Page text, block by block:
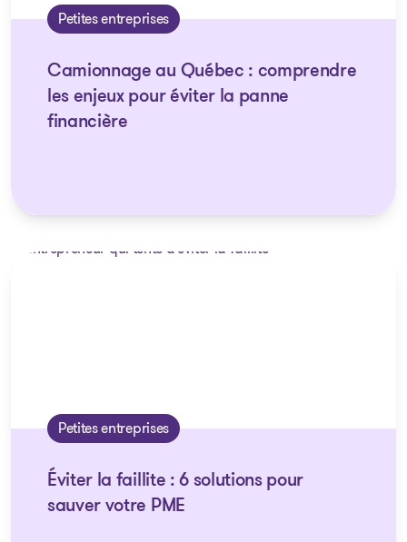
Petites entreprises
Camionnage au Québec : comprendre
les enjeux pour éviter la panne
financière
Petites entreprises
Éviter la faillite : 6 solutions pour
sauver votre PME